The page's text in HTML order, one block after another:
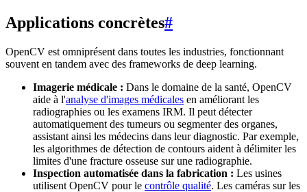
Applications concrètes#
OpenCV est omniprésent dans toutes les industries, fonctionnant
souvent en tandem avec des frameworks de deep learning.
Imagerie médicale : Dans le domaine de la santé, OpenCV
aide à l'analyse d'images médicales en améliorant les
radiographies ou les examens IRM. Il peut détecter
automatiquement des tumeurs ou segmenter des organes,
assistant ainsi les médecins dans leur diagnostic. Par exemple,
les algorithmes de détection de contours aident à délimiter les
limites d'une fracture osseuse sur une radiographie.
Inspection automatisée dans la fabrication : Les usines
utilisent OpenCV pour le contrôle qualité. Les caméras sur les